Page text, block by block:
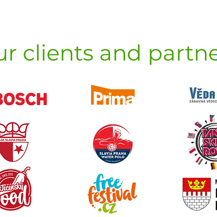
clients and